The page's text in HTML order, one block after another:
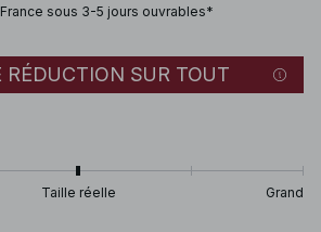
sous 3-5 jours ouvrables*
RÉDUCTION SUR TOUT
Taille réelle Grand